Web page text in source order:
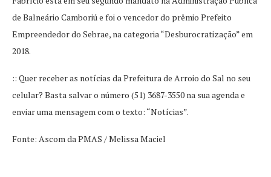
de Balneário Camboriú e foi o vencedor do prêmio Prefeito
Empreendedor do Sebrae, na categoria “Desburocratização” em
2018.
:: Quer receber as notícias da Prefeitura de Arroio do Sal no seu
celular? Basta salvar o número (51) 3687-3550 na sua agenda e
enviar uma mensagem com o texto: “Notícias”.
Fonte: Ascom da PMAS / Melissa Maciel